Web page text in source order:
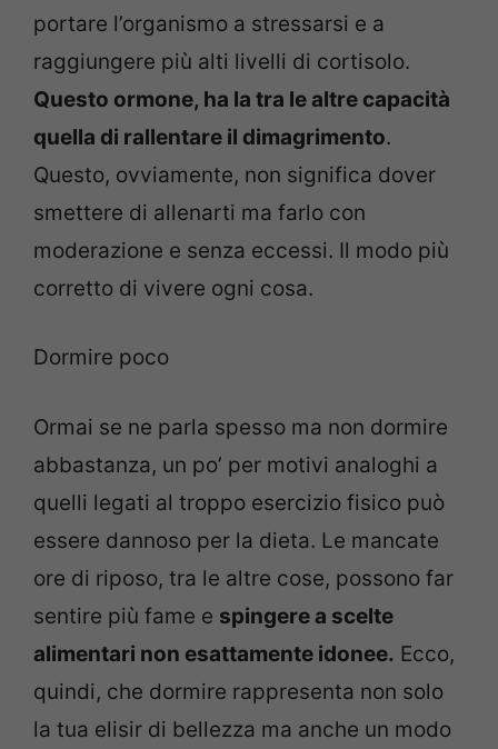
portare l’organismo a stressarsi e a
raggiungere più alti livelli di cortisolo.
Questo ormone, ha la tra le altre capacità
quella di rallentare il dimagrimento.
Questo, ovviamente, non significa dover
smettere di allenarti ma farlo con
moderazione e senza eccessi. Il modo più
corretto di vivere ogni cosa.
Dormire poco
Ormai se ne parla spesso ma non dormire
abbastanza, un po’ per motivi analoghi a
quelli legati al troppo esercizio fisico può
essere dannoso per la dieta. Le mancate
ore di riposo, tra le altre cose, possono far
sentire più fame e spingere a scelte
alimentari non esattamente idonee. Ecco,
quindi, che dormire rappresenta non solo
la tua elisir di bellezza ma anche un modo